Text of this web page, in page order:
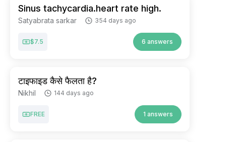
Sinus tachycardia.heart rate high.
Satyabrata sarkar 354 days ago
$7.5 6 answers
टाइफाइड कैसे फैलता है?
Nikhil 144 days ago
FREE 1 answers